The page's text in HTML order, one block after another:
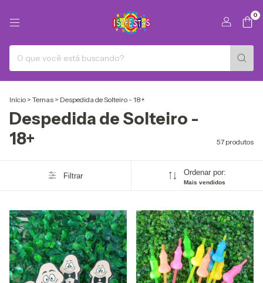
0
Início > Temas > Despedida de Solteiro - 18+
Despedida de Solteiro -
18+
57 produtos
Filtrar Ordenar por:
Mais vendidos